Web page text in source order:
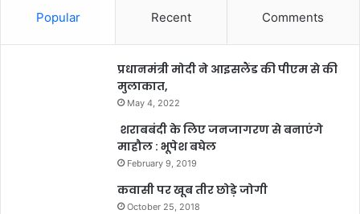
Popular Recent Comments
प्रधानमंत्री मोदी ने आइसलैंड की पीएम से की
मुलाकात,
May 4, 2022
शराबबंदी के लिए जनजागरण से बनाएंगे
माहौल : भूपेश बघेल
February 9, 2019
कवासी पर खूब तीर छोड़े जोगी
October 25, 2018